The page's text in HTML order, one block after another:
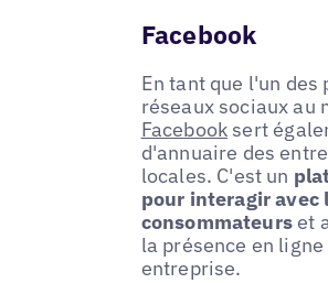
Facebook
En tant que l'un des
réseaux sociaux au
Facebook sert
d'annuaire des
locales. C'est un
pour interagir avec
consommateurset
la présence en
entreprise.